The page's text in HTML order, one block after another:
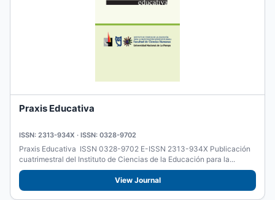
Praxis Educativa
ISSN: 2313-934X · ISSN: 0328-9702
Praxis Educativa ISSN 0328-9702 E-ISSN 2313-934X Publicación
cuatrimestral del Instituto de Ciencias de la Educación para la...
View Journal